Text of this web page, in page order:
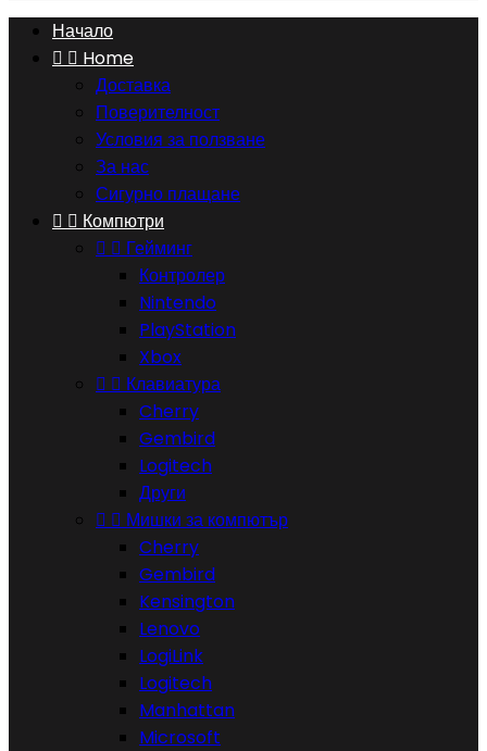
Начало
  Home
Доставка
Поверителност
Условия за ползване
За нас
Сигурно плащане
  Компютри
  Гейминг
Контролер
Nintendo
PlayStation
Xbox
  Клавиатура
Cherry
Gembird
Logitech
Други
  Мишки за компютър
Cherry
Gembird
Kensington
Lenovo
LogiLink
Logitech
Manhattan
Microsoft